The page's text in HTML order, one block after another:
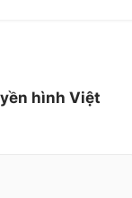
hình Việt